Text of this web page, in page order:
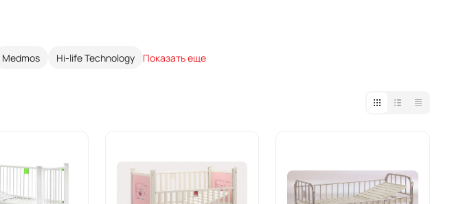
Medmos Hi-life Technology Показать еще